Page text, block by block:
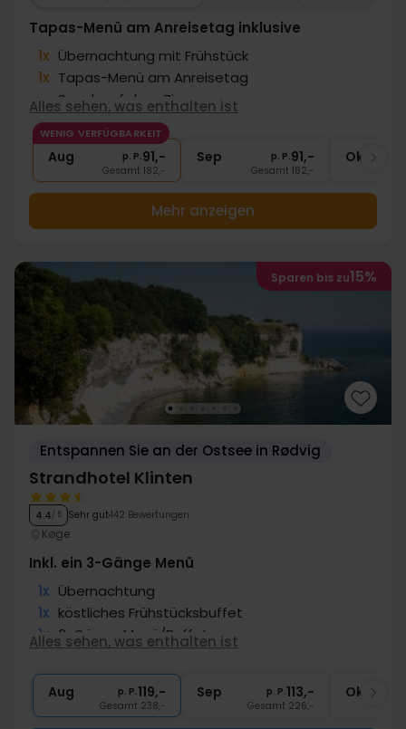
Tapas-Menü am Anreisetag inklusive
1x Übernachtung mit Frühstück
1x Tapas-Menü am Anreisetag
∞ Snack auf dem Zimmer
1x 1 Fl. Sekt bei Anreise pro Zimmer
∞ Echte dänische Gemütlichkeit
Alles sehen, was enthalten ist
WENIG VERFÜGBARKEIT
Aug p. P.91,-
Gesamt 182,-
Sep p. P.91,-
Gesamt 182,-
Okt
Mehr anzeigen
Sparen bis zu15%
Entspannen Sie an der Ostsee in Rødvig
Strandhotel Klinten
4.4/ 5 Sehr gut 142 Bewertungen
Køge
Inkl. ein 3-Gänge Menü
1x Übernachtung
1x köstliches Frühstücksbuffet
1x 3-Gänge Menü/Buffet
∞ Gratis Parken
Alles sehen, was enthalten ist
Aug p. P.119,-
Gesamt 238,-
Sep p. P.113,-
Gesamt 226,-
Okt